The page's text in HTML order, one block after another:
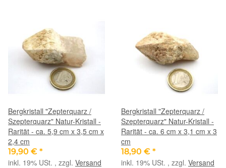
Bergkristall "Zepterquarz /
Szepterquarz" Natur-Kristall -
Rarität - ca. 5,9 cm x 3,5 cm x
2,4 cm
19,90 € *
inkl. 19% USt. , zzgl. Versand
Bergkristall "Zepterquarz /
Szepterquarz" Natur-Kristall -
Rarität - ca. 6 cm x 3,1 cm x 3
cm
18,90 € *
inkl. 19% USt. , zzgl. Versand